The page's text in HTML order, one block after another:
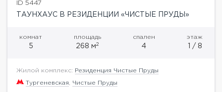
ID 5447
ТАУНХАУС В РЕЗИДЕНЦИИ «ЧИСТЫЕ ПРУДЫ»
комнат
5
площадь
268 м2
спален
4
этаж
1 / 8
Жилой комплекс: Резиденция Чистые Пруды
Тургеневская Чистые Пруды